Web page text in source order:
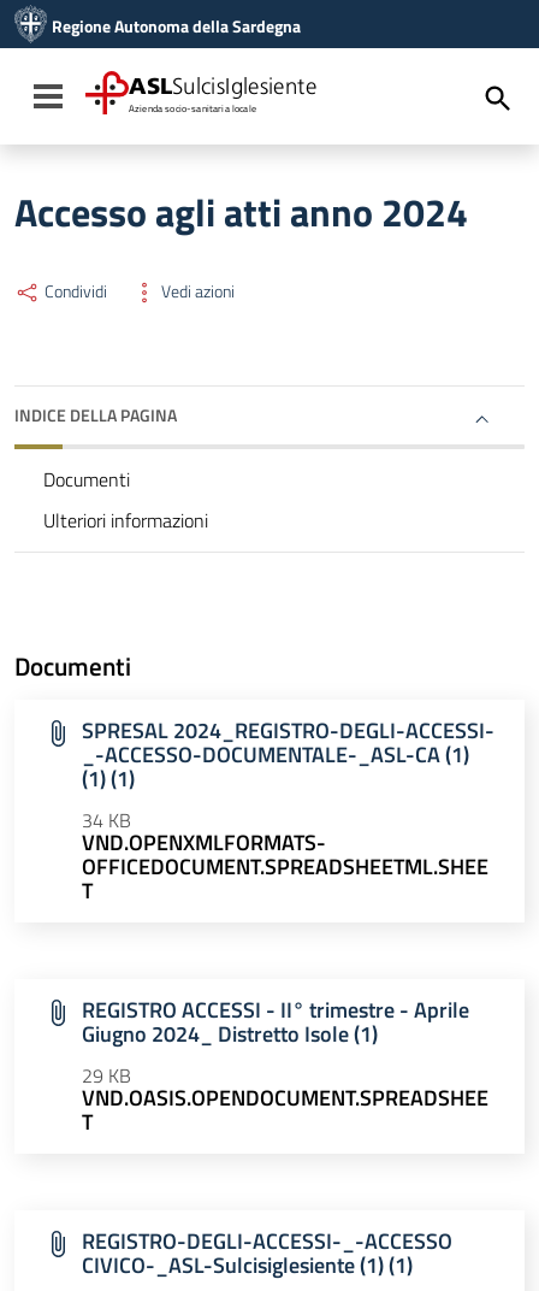
Vai al menu di navigazione
Vai al footer
Regione Autonoma della Sardegna
Toggle navigation
ASLSulcisIglesiente
Azienda socio-sanitaria locale
Accesso agli atti anno 2024
Condividi Vedi azioni
INDICE DELLA PAGINA
Documenti
Ulteriori informazioni
Documenti
SPRESAL 2024_REGISTRO-DEGLI-ACCESSI-
_-ACCESSO-DOCUMENTALE-_ASL-CA (1)
(1) (1)
34 KB
VND.OPENXMLFORMATS-
OFFICEDOCUMENT.SPREADSHEETML.SHEE
T
REGISTRO ACCESSI - II° trimestre - Aprile
Giugno 2024_ Distretto Isole (1)
29 KB
VND.OASIS.OPENDOCUMENT.SPREADSHEE
T
REGISTRO-DEGLI-ACCESSI-_-ACCESSO
CIVICO-_ASL-Sulcisiglesiente (1) (1)